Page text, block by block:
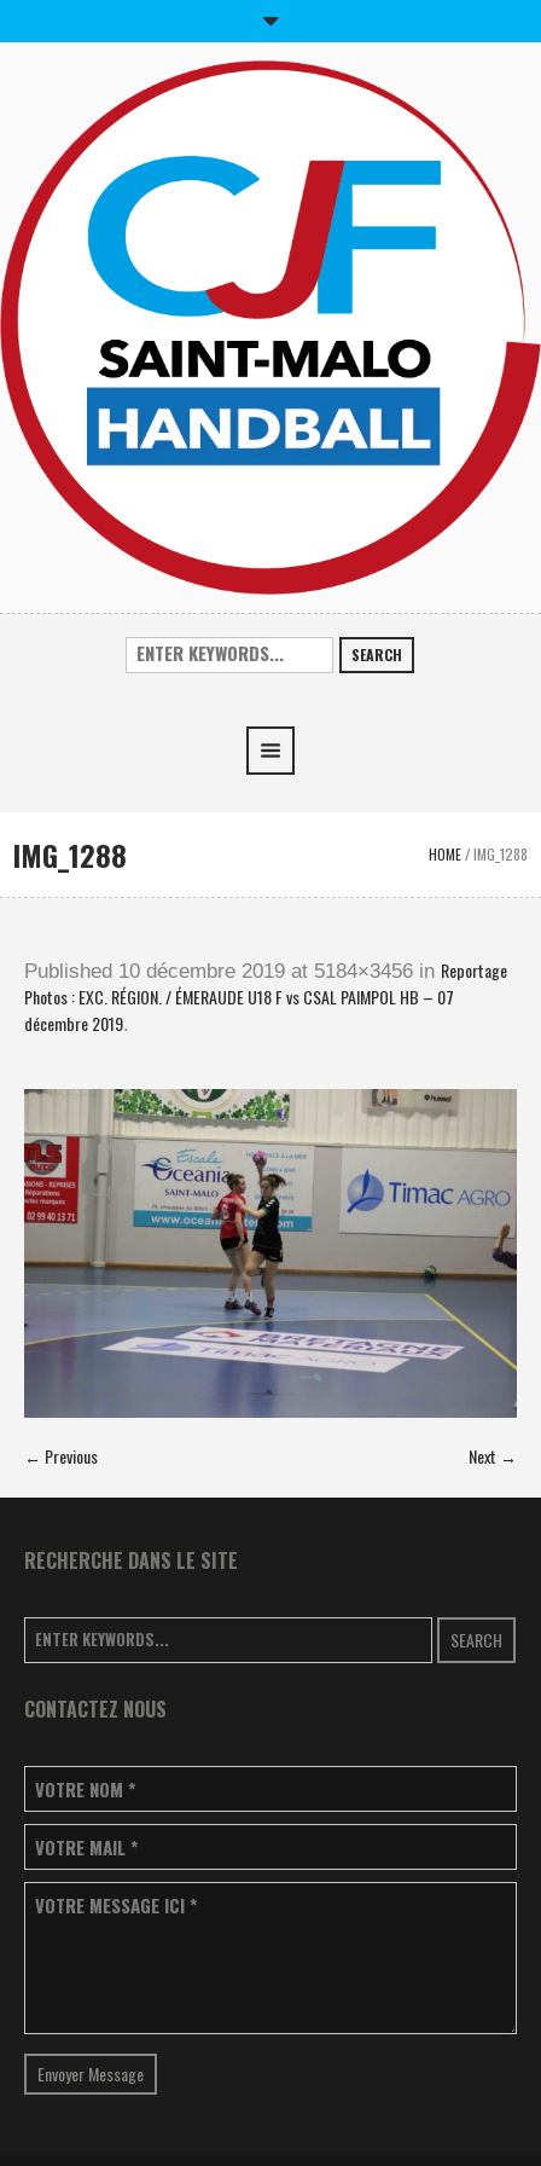
SEARCH
IMG_1288 HOME/IMG_1288
Published 10 décembre 2019 at 5184×3456 in Reportage
Photos : EXC. RÉGION. / ÉMERAUDE U18 F vs CSAL PAIMPOL HB – 07
décembre 2019.
← Previous Next →
RECHERCHE DANS LE SITE
SEARCH
CONTACTEZ NOUS
VOTRE NOM *
VOTRE MAIL *
VOTRE MESSAGE ICI *
Envoyer Message